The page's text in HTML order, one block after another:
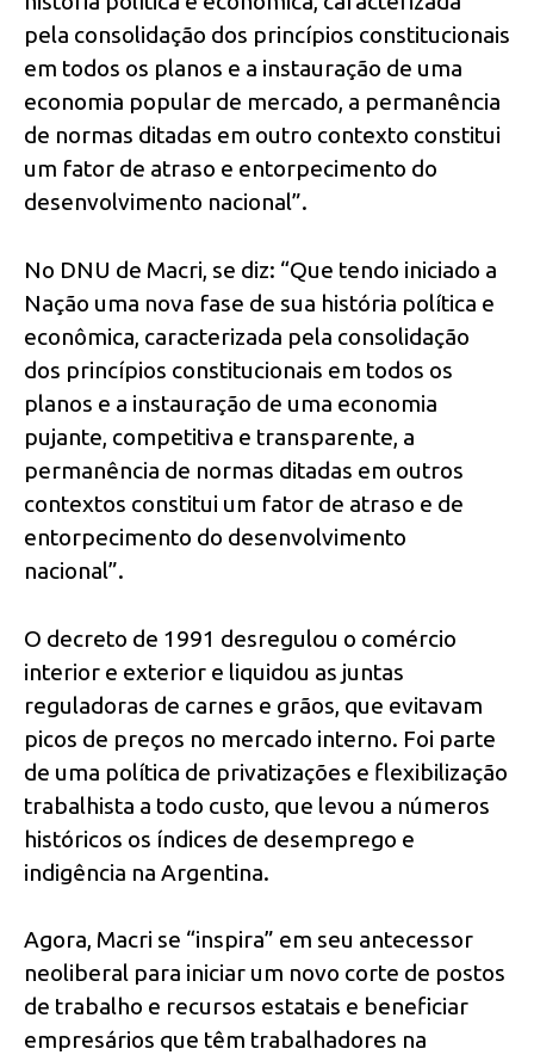
pela consolidação dos princípios constitucionais
em todos os planos e a instauração de uma
economia popular de mercado, a permanência
de normas ditadas em outro contexto constitui
um fator de atraso e entorpecimento do
desenvolvimento nacional”.
No DNU de Macri, se diz: “Que tendo iniciado a
Nação uma nova fase de sua história política e
econômica, caracterizada pela consolidação
dos princípios constitucionais em todos os
planos e a instauração de uma economia
pujante, competitiva e transparente, a
permanência de normas ditadas em outros
contextos constitui um fator de atraso e de
entorpecimento do desenvolvimento
nacional”.
O decreto de 1991 desregulou o comércio
interior e exterior e liquidou as juntas
reguladoras de carnes e grãos, que evitavam
picos de preços no mercado interno. Foi parte
de uma política de privatizações e flexibilização
trabalhista a todo custo, que levou a números
históricos os índices de desemprego e
indigência na Argentina.
Agora, Macri se “inspira” em seu antecessor
neoliberal para iniciar um novo corte de postos
de trabalho e recursos estatais e beneficiar
empresários que têm trabalhadores na